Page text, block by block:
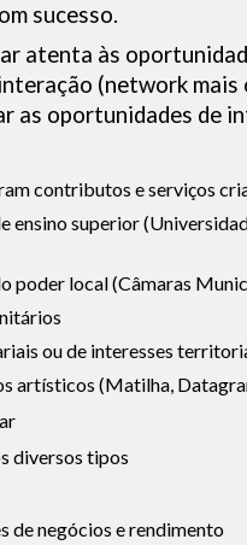
sucesso.
atenta às
(network
as oportunidades de
contributos e serviços
ensino superior
poder local (Câmaras
ou de interesses
artísticos (Matilha,
diversos tipos
de negócios e rendimento